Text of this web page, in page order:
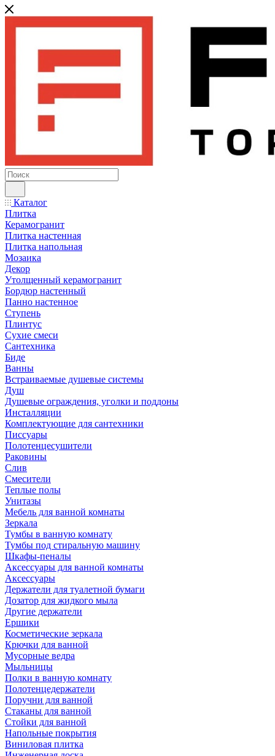
Каталог
Плитка
Керамогранит
Плитка настенная
Плитка напольная
Мозаика
Декор
Утолщенный керамогранит
Бордюр настенный
Панно настенное
Ступень
Плинтус
Сухие смеси
Сантехника
Биде
Ванны
Встраиваемые душевые системы
Душ
Душевые ограждения, уголки и поддоны
Инсталляции
Комплектующие для сантехники
Писсуары
Полотенцесушители
Раковины
Слив
Смесители
Теплые полы
Унитазы
Мебель для ванной комнаты
Зеркала
Тумбы в ванную комнату
Тумбы под стиральную машину
Шкафы-пеналы
Аксессуары для ванной комнаты
Аксессуары
Держатели для туалетной бумаги
Дозатор для жидкого мыла
Другие держатели
Ершики
Косметические зеркала
Крючки для ванной
Мусорные ведра
Мыльницы
Полки в ванную комнату
Полотенцедержатели
Поручни для ванной
Стаканы для ванной
Стойки для ванной
Напольные покрытия
Виниловая плитка